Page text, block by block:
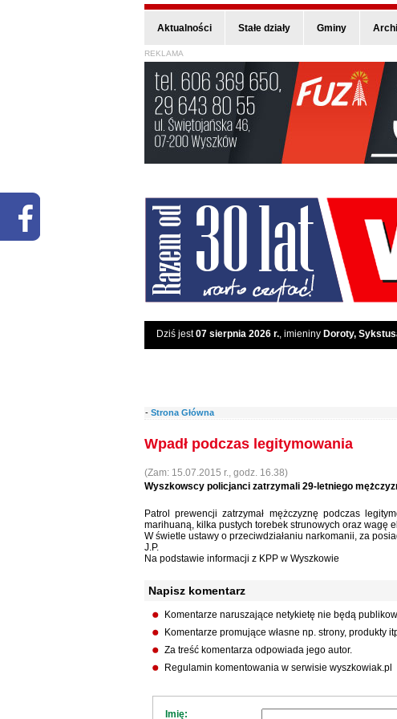
Aktualności Stałe działy Gminy
REKLAMA
Dziś jest07 sierpnia 2026 r., imieniny Doroty,
- Strona Główna
Wpadł podczas legitymowania
(Zam: 15.07.2015 r., godz. 16.38)
Wyszkowscy policjanci zatrzymali 29-letniego
Patrol prewencji zatrzymał mężczyznę podczas
marihuaną, kilka pustych torebek strunowych oraz wagę
W świetle ustawy o przeciwdziałaniu narkomanii, za
J.P.
Na podstawie informacji z KPP w Wyszkowie
Napisz komentarz
Komentarze naruszające netykietę nie będą
Komentarze promujące własne np. strony, produkty
Za treść komentarza odpowiada jego autor.
Regulamin komentowania w serwisie wyszkowiak.pl
Imię: